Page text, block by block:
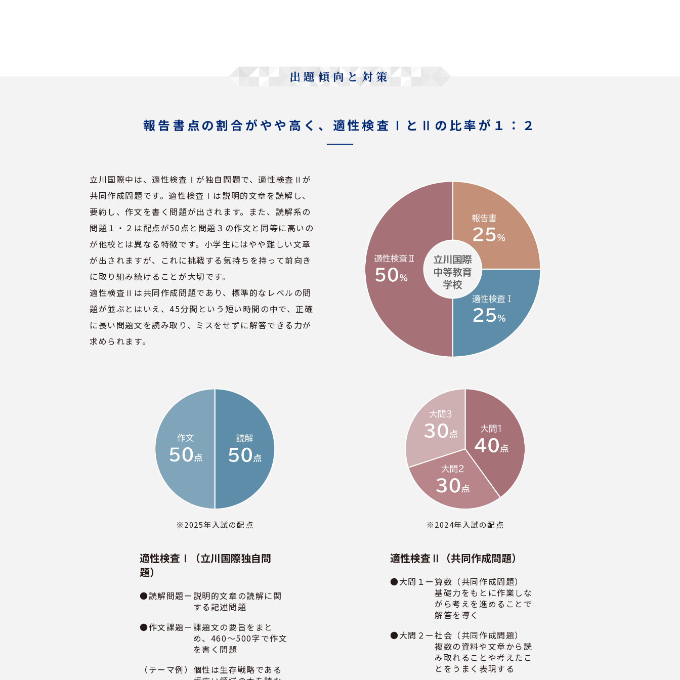
出題傾向と対策
報告書点の割合がやや高く、適性検査ⅠとⅡの比率が１：２
立川国際中は、適性検査Ⅰが独自問題で、適性検査Ⅱが
共同作成問題です。適性検査Ⅰは説明的文章を読解し、
要約し、作文を書く問題が出されます。また、読解系の
問題１・２は配点が50点と問題３の作文と同等に高いの
が他校とは異なる特徴です。小学生にはやや難しい文章
が出されますが、これに挑戦する気持ちを持って前向き
に取り組み続けることが大切です。
適性検査Ⅱは共同作成問題であり、標準的なレベルの問
題が並ぶとはいえ、45分間という短い時間の中で、正確
に長い問題文を読み取り、ミスをせずに解答できる力が
求められます。
※2025年入試の配点
適性検査Ⅰ（立川国際独自問
題）
●読解問題ー 説明的文章の読解に関
する記述問題
●作文課題ー課題文の要旨をまと
め、460～500字で作文
を書く問題
（テーマ例） 個性は生存戦略である
※2024年入試の配点
適性検査Ⅱ（共同作成問題）
●大問１ー算数（共同作成問題）
基礎力をもとに作業しな
がら考えを進めることで
解答を導く
●大問２ー社会（共同作成問題）
複数の資料や文章から読
み取れることや考えたこ
とをうまく表現する